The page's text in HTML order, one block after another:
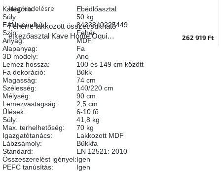
Egy
étkező,
amely
szórakoztat!
A
8.
születésnap
megünneplése
A
kedvenceid
Hírek
Fehérre lakkozott összecsukható
étkezőasztal Kave Home Oqui
120/200 x 120 cm
Megrendelésre
262 919 Ft
Kategória:
Ebédlőasztal
Súly:
50 kg
EAN vonalkód:
8433840225449
Szín:
Fehér
Anyag:
MDF
Alapanyag:
Fa
3D modely:
Ano
Lemez hossza:
100 és 149 cm között
Fa dekoráció:
Bükk
Magasság:
74 cm
Szélesség:
140/220 cm
Mélység:
90 cm
Lemezvastagság:
2,5 cm
Ülések:
6-10 fő
Súly:
41,8 kg
Max. terhelhetőség:
70 kg
Igazgatótanács:
Lakkozott MDF
Lábzsámoly:
Bükkfa
Standard:
EN 12521: 2010
Összeszerelést igényel:Igen
PEFC tanúsítás: Igen